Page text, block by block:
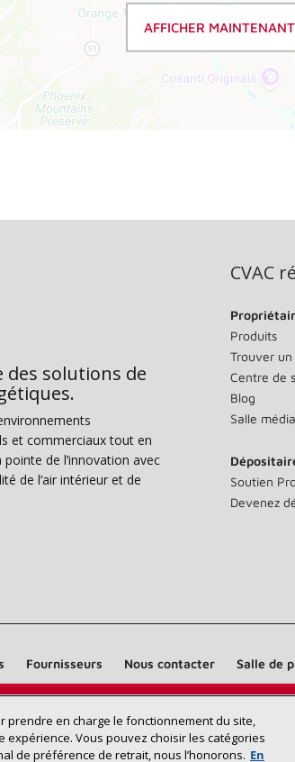
AFFICHER MAINTENANT
Trouvez un dépositaire Lennox près
de chez vous
des solutions de
et commerciaux tout en
de l’innovation avec
de l’air intérieur et de
CVAC
Produits
Trouver
Centre de
Blog
Salle média
Soutien
Devenez
Fournisseurs Nous contacter Salle de
prendre en charge le fonctionnement du site,
Vous pouvez choisir les catégories
de préférence de retrait, nous l’honorons. En